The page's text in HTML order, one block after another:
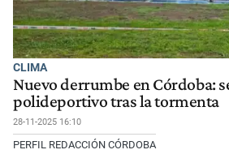
CLIMA
Nuevo derrumbe en Córdoba:
polideportivo tras la tormenta
28-11-2025 16:10
PERFIL REDACCIÓN CÓRDOBA